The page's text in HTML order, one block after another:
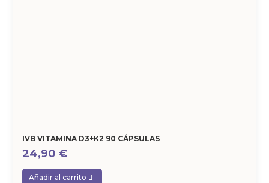
IVB VITAMINA D3+K2 90 CÁPSULAS
24,90€
Añadir al carrito